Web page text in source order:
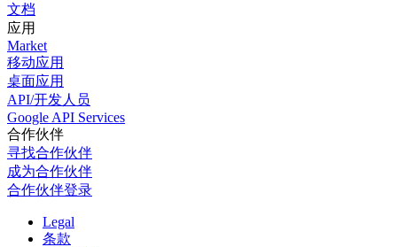
文档
应用
Market
移动应用
桌面应用
API/开发人员
Google API Services
合作伙伴
寻找合作伙伴
成为合作伙伴
合作伙伴登录
Legal
条款